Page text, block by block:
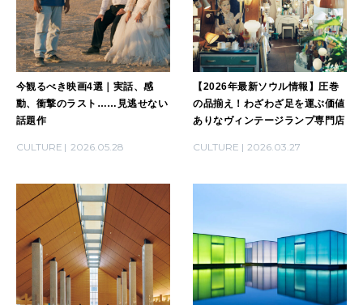
今観るべき映画4選｜実話、感
動、衝撃のラスト……見逃せない
話題作
CULTURE 2026.05.28
【2026年最新ソウル情報】圧巻
の品揃え！わざわざ足を運ぶ価値
ありなヴィンテージランプ専門店
CULTURE 2026.03.27